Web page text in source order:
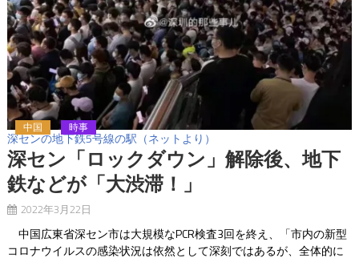
深センの地下鉄5号線の駅（ネットより）
中国 時事
深セン「ロックダウン」解除後、地下
鉄などが「大渋滞！」
2022年3月22日
中国広東省深セン市は大規模なPCR検査3回を終え、「市内の新型
コロナウイルスの感染状況は依然として深刻ではあるが、全体的に